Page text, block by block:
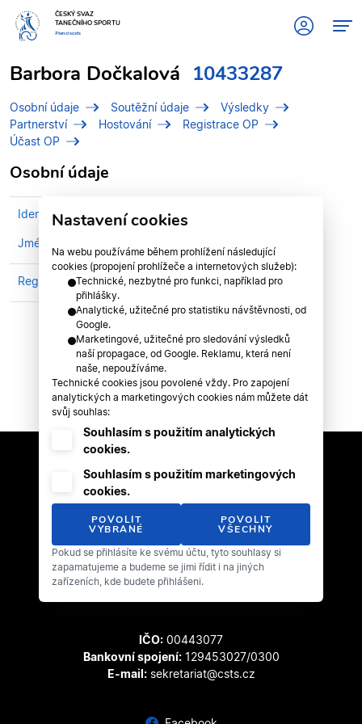
ČESKÝ SVAZ
TANEČNÍHO SPORTU
#tanciscsts
Barbora Dočkalová 10433287
Osobní údaje Soutěžní údaje
Výsledky
Partnerství
Hostování
Registrace OP
Účast OP
Osobní údaje
Identifikační číslo (IDT)
Jméno
Registrován v divizi Jihomoravská divize
Český svaz tanečního sportu
Zátopkova 100/2
169 00 Praha 6 - Břevnov
IČO: 00443077
Bankovní spojení:129453027/0300
E-mail:sekretariat@csts.cz
Nastavení cookies
Na webu používáme během prohlížení následující
cookies (propojení prohlížeče a internetových služeb):
Technické, nezbytné pro funkci, například pro
přihlášky.
Analytické, užitečné pro statistiku návštěvnosti, od
Google.
Marketingové, užitečné pro sledování výsledků
naší propagace, od Google. Reklamu, která není
naše, nepoužíváme.
Technické cookies jsou povolené vždy. Pro zapojení
analytických a marketingových cookies nám můžete dát
svůj souhlas:
Souhlasím s použitím analytických
cookies.
Souhlasím s použitím marketingových
cookies.
POVOLIT
VYBRANÉ
POVOLIT
VŠECHNY
Pokud se přihlásíte ke svému účtu, tyto souhlasy si
zapamatujeme a budeme se jimi řídit i na jiných
zařízeních, kde budete přihlášeni.